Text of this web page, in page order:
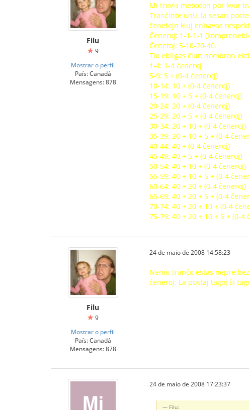
Filu
9
Mostrar o perfil
País: Canadá
Mensagens: 878
Mi trovis metodon por kvar
Tranĉinte unu, la sesan
ĉenetojn kiuj enhavas
Ĉeneroj: 1-1-1-1
Ĉenetoj: 5-10-20-40.
Tio ebligas ĉiun nombron
1-4: 1-4 ĉeneroj
5-9: 5 + (0-4 ĉeneroj)
10-14: 10 + (0-4 ĉeneroj)
15-19: 10 + 5 + (0-4 ĉeneroj)
20-24: 20 + (0-4 ĉeneroj)
25-29: 20 + 5 + (0-4 ĉeneroj)
30-34: 20 + 10 + (0-4 ĉeneroj)
35-39: 20 + 10 + 5 + (0-4
40-44: 40 + (0-4 ĉeneroj)
45-49: 40 + 5 + (0-4 ĉeneroj)
50-54: 40 + 10 + (0-4 ĉeneroj)
55-59: 40 + 10 + 5 + (0-4
60-64: 40 + 20 + (0-4 ĉeneroj)
65-69: 40 + 20 + 5 + (0-4
70-74: 40 + 20 + 10 + (0-4
75-79: 40 + 20 + 10 + 5 + (0-4
Filu
9
Mostrar o perfil
País: Canadá
Mensagens: 878
24 de maio de 2008 14:58:23
Neniu tranĉo estas nepre
ĉeneroj. La postaj tagoj ŝi
24 de maio de 2008 17:23:37
Filu: